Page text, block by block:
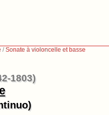
/Sonate à violoncelle et basse
1803)